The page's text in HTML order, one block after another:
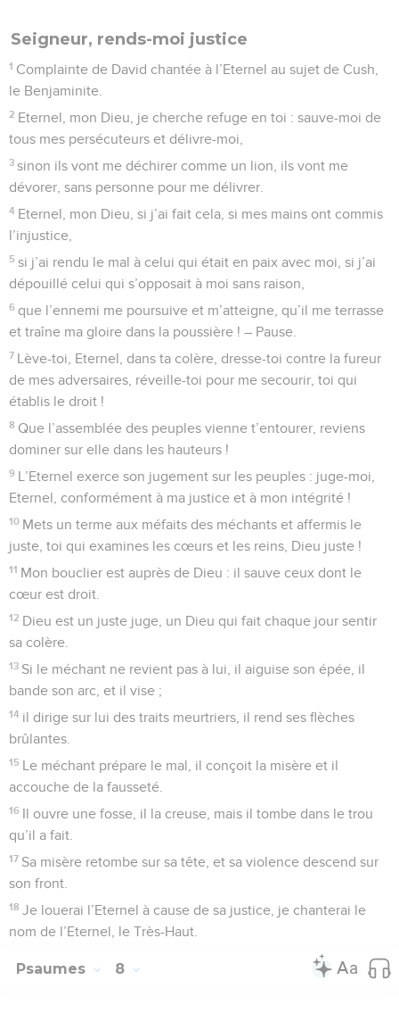
Seigneur, rends-moi justice
1 Complainte de David chantée à l’Eternel au sujet de Cush,
le Benjaminite.
2 Eternel, mon Dieu, je cherche refuge en toi : sauve-moi de
tous mes persécuteurs et délivre-moi,
3 sinon ils vont me déchirer comme un lion, ils vont me
dévorer, sans personne pour me délivrer.
4 Eternel, mon Dieu, si j’ai fait cela, si mes mains ont commis
l’injustice,
5 si j’ai rendu le mal à celui qui était en paix avec moi, si j’ai
dépouillé celui qui s’opposait à moi sans raison,
6 que l’ennemi me poursuive et m’atteigne, qu’il me terrasse
et traîne ma gloire dans la poussière ! – Pause.
7 Lève-toi, Eternel, dans ta colère, dresse-toi contre la fureur
de mes adversaires, réveille-toi pour me secourir, toi qui
établis le droit !
8 Que l’assemblée des peuples vienne t’entourer, reviens
dominer sur elle dans les hauteurs !
9 L’Eternel exerce son jugement sur les peuples : juge-moi,
Eternel, conformément à ma justice et à mon intégrité !
10 Mets un terme aux méfaits des méchants et affermis le
juste, toi qui examines les cœurs et les reins, Dieu juste !
11 Mon bouclier est auprès de Dieu : il sauve ceux dont le
cœur est droit.
12 Dieu est un juste juge, un Dieu qui fait chaque jour sentir
sa colère.
13 Si le méchant ne revient pas à lui, il aiguise son épée, il
bande son arc, et il vise ;
14 il dirige sur lui des traits meurtriers, il rend ses flèches
brûlantes.
15 Le méchant prépare le mal, il conçoit la misère et il
accouche de la fausseté.
16 Il ouvre une fosse, il la creuse, mais il tombe dans le trou
qu’il a fait.
17 Sa misère retombe sur sa tête, et sa violence descend sur
son front.
18 Je louerai l’Eternel à cause de sa justice, je chanterai le
nom de l’Eternel, le Très-Haut.
Psaumes 8